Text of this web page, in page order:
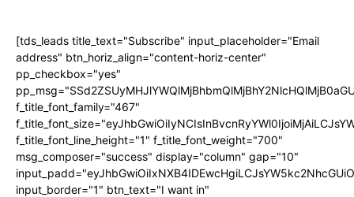
[tds_leads title_text="Subscribe" input_placeholder="Email
address" btn_horiz_align="content-horiz-center"
pp_checkbox="yes"
f_title_font_family="467"
f_title_font_line_height="1" f_title_font_weight="700"
msg_composer="success" display="column" gap="10"
input_border="1" btn_text="I want in"